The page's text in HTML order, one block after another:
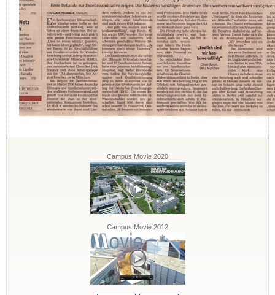
Campus Movie 2020
Campus Movie 2012